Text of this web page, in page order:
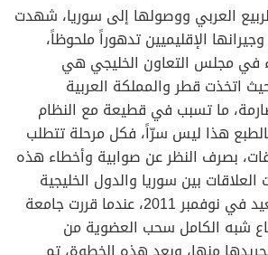
العربي ووصولها إلى سوريا، شهدت
الإقليميين تدهوراً ملحوظاً،
في مجلس التعاون الخليجي هي
اتخذت قطر والمملكة العربية
ما تسبب في قطيعة مع النظام
هذا ليس سرّاً، فكل مرحلة تتطلب
بصرف النظر عن صوابية وأخطاء هذه
بين سوريا والدول الخليجية
إلى أعلى نقطة تصعيد في نوفمبر 2011، عندما قررت جامعة
شبه الكامل سحب العضوية من